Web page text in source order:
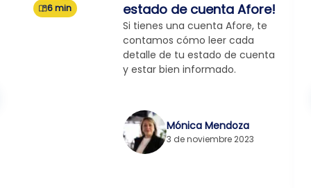
6 min
estado de cuenta Afore!
Si tienes una cuenta Afore, te
contamos cómo leer cada
detalle de tu estado de cuenta
y estar bien informado.
Mónica Mendoza
3 de noviembre 2023